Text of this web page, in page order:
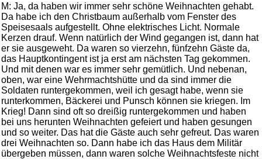
M: Ja, da haben wir immer sehr schöne Weihnachten gehabt.
Da habe ich den Christbaum außerhalb vom Fenster des
Speisesaals aufgestellt. Ohne elektrisches Licht. Normale
Kerzen drauf. Wenn natürlich der Wind gegangen ist, dann hat
er sie ausgeweht. Da waren so vierzehn, fünfzehn Gäste da,
das Hauptkontingent ist ja erst am nächsten Tag gekommen.
Und mit denen war es immer sehr gemütlich. Und nebenan,
oben, war eine Wehrmachtshütte und da sind immer die
Soldaten runtergekommen, weil ich gesagt habe, wenn sie
runterkommen, Bäckerei und Punsch können sie kriegen. Im
Krieg! Dann sind oft so dreißig runtergekommen und haben
bei uns herunten Weihnachten gefeiert und haben gesungen
und so weiter. Das hat die Gäste auch sehr gefreut. Das waren
drei Weihnachten so. Dann habe ich das Haus dem Militär
übergeben müssen, dann waren solche Weihnachtsfeste nicht